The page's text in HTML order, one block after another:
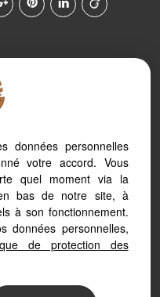
votre smartphone, notre site
aux différents types d'écrans
internet immobilier
site immobilier
données personnelles
votre accord. Vous
quel moment via la
bas de notre site, à
à son fonctionnement.
données personnelles,
de protection des